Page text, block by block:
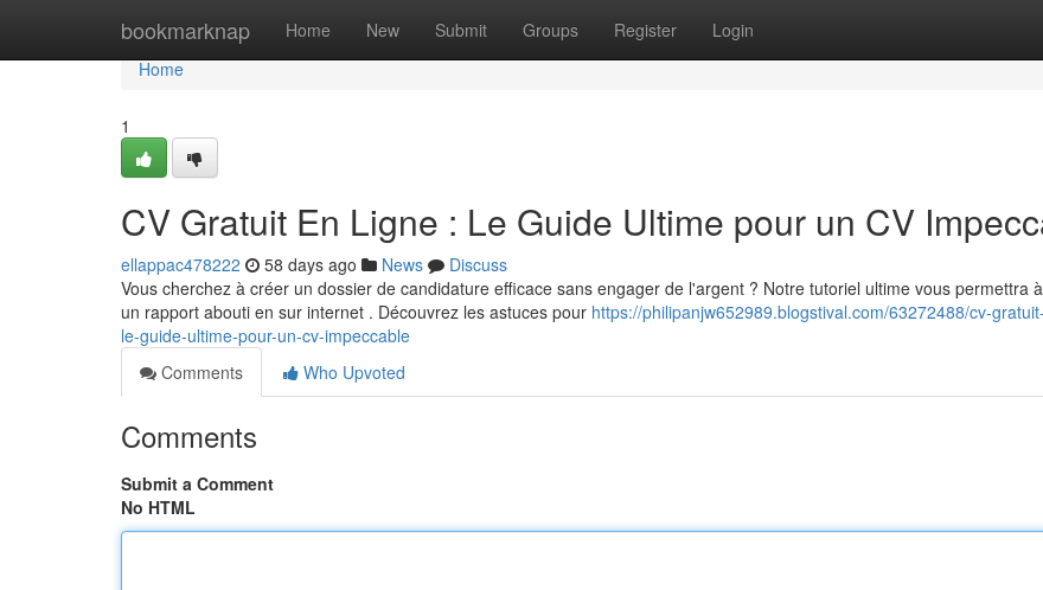
bookmarknap Home New Submit Groups Register Login
Home
Home
1
CV Gratuit En Ligne : Le Guide Ultime pour un CV
ellappac478222 58 days ago News
Discuss
Vous cherchez à créer un dossier de candidature efficace sans engager de l'argent ? Notre tutoriel ultime vous permettra
un rapport abouti en sur internet . Découvrez les astuces pour https://philipanjw652989.blogstival.com/63272488/cv-
le-guide-ultime-pour-un-cv-impeccable
Comments
Who Upvoted
Comments
Submit a Comment
No HTML